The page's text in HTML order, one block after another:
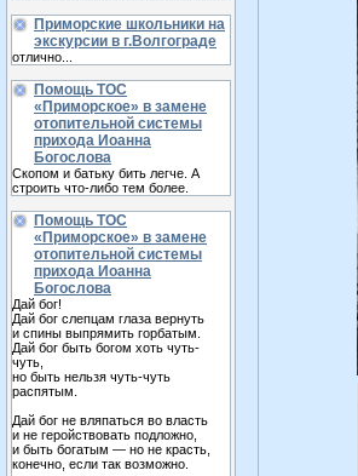
Приморские школьники на
экскурсии в г.Волгограде
отлично...
Помощь ТОС
«Приморское» в замене
отопительной системы
прихода Иоанна
Богослова
Скопом и батьку бить легче. А
строить что-либо тем более.
Помощь ТОС
«Приморское» в замене
отопительной системы
прихода Иоанна
Богослова
Дай бог!
Дай бог слепцам глаза вернуть
и спины выпрямить горбатым.
Дай бог быть богом хоть чуть-
чуть,
но быть нельзя чуть-чуть
распятым.
Дай бог не вляпаться во власть
и не геройствовать подложно,
и быть богатым — но не красть,
конечно, если так возможно.